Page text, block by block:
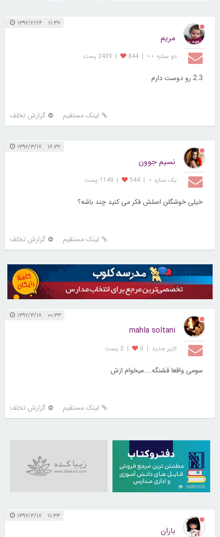
۱۱:۳۷ ۱۳۹۲/۲/۲۴
مریم
دو ستاره ⋆⋆ |
844
| 2439 پست
2.3 رو دوست دارم
لینک مستقیم گزارش تخلف
۱۶:۳۲ ۱۳۹۲/۳/۱۷
نسیم جوون
یک ستاره ⋆ |
544
| 1149 پست
خیلی خوشگلن اصلش فکر می کنید چند باشه؟
لینک مستقیم گزارش تخلف
۰۰:۳۳ ۱۳۹۲/۳/۱۸
mahla soltani
کاربر جديد |
0
| 2 پست
سومی واقعا قشنگه....میخوام ازش
لینک مستقیم گزارش تخلف
16881056
۱۱:۳۳ ۱۳۹۲/۳/۱۸
باران